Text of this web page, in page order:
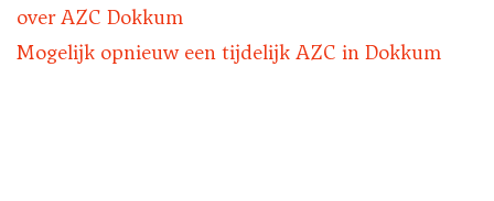
over AZC Dokkum
Mogelijk opnieuw een tijdelijk AZC in Dokkum